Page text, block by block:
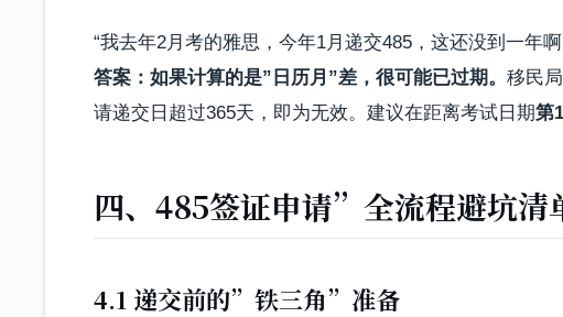
“我去年2月考的雅思，今年1月递交485，这还没到一年啊
答案：如果计算的是”日历月”差，很可能已过期。 移民
请递交日超过365天，即为无效。建议在距离考试日期第
四、485签证申请”全流程避坑清
4.1 递交前的”铁三角”准备